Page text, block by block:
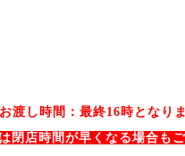
渡し時間：最終16時となりま
閉店時間が早くなる場合もご